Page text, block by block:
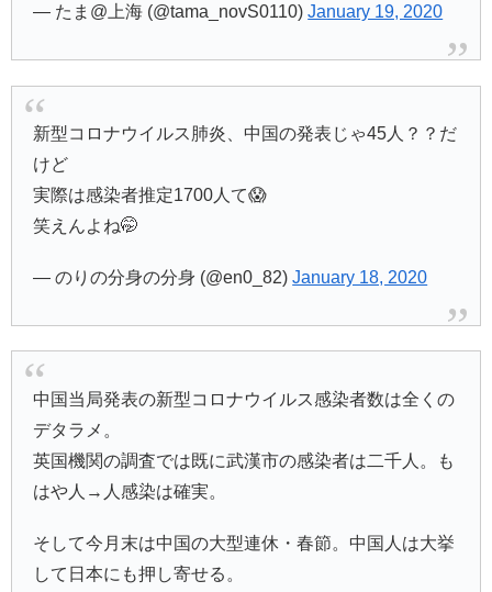
— たま@上海 (@tama_novS0110)January 19, 2020
新型コロナウイルス肺炎、中国の発表じゃ45人？？だ
けど
実際は感染者推定1700人て😱
笑えんよね🤭
— のりの分身の分身 (@en0_82)January 18, 2020
中国当局発表の新型コロナウイルス感染者数は全くの
デタラメ。
英国機関の調査では既に武漢市の感染者は二千人。も
はや人→人感染は確実。
そして今月末は中国の大型連休・春節。中国人は大挙
して日本にも押し寄せる。